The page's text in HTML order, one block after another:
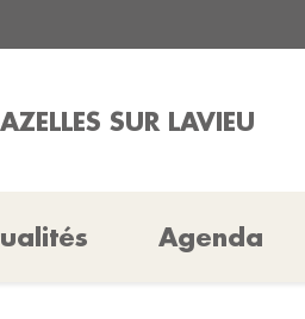
SUR LAVIEU
Agenda